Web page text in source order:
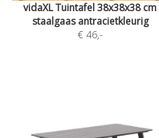
vidaXL Tuintafel 38x38x38 cm
staalgaas antracietkleurig
€ 46,-